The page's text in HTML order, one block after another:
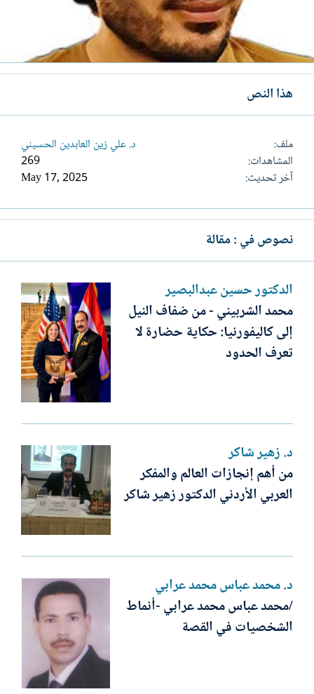
هذا النص
ملف
د. علي زين العابدين الحسيني
المشاهدات
269
آخر تحديث
May 17, 2025
نصوص في : مقالة
الدكتور حسين عبدالبصير
محمد الشربيني - من ضفاف النيل
إلى كاليفورنيا: حكاية حضارة لا
تعرف الحدود
د. زهير شاكر
من أهم إنجازات العالم والمفكر
العربي الأردني الدكتور زهير شاكر
د. محمد عباس محمد عرابي
/محمد عباس محمد عرابي -أنماط
الشخصيات في القصة